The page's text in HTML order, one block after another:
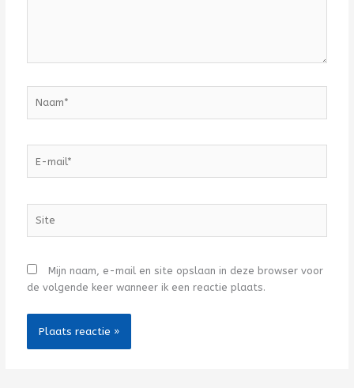
mail*
Mijn naam, e-mail en site opslaan in deze browser voor
de volgende keer wanneer ik een reactie plaats.